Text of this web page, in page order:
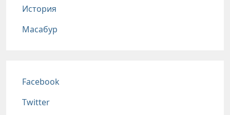
История
Масабур
Соц сети
Facebook
Twitter